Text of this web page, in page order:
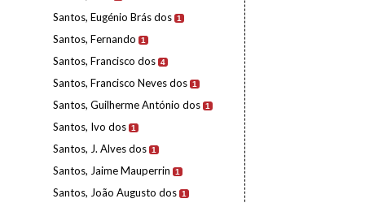
Santos, Eugénio Brás dos 1
Santos, Fernando 1
Santos, Francisco dos 4
Santos, Francisco Neves dos 1
Santos, Guilherme António dos 1
Santos, Ivo dos 1
Santos, J. Alves dos 1
Santos, Jaime Mauperrin 1
Santos, João Augusto dos 1